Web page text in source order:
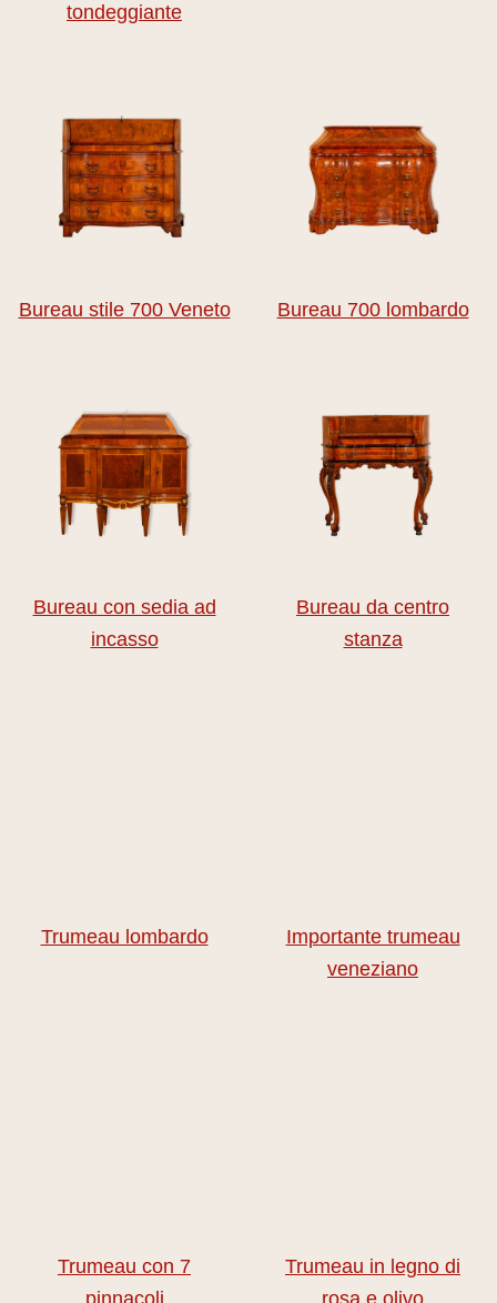
tondeggiante
Bureau stile 700 Veneto Bureau 700 lombardo
Bureau con sedia ad
incasso
Bureau da centro
stanza
Trumeau lombardo
Importante trumeau
veneziano
Trumeau con 7
Trumeau in legno di